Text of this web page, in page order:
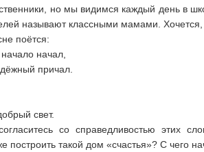
но мы видимся каждый день в
называют классными мамами.
поётся:
начал,
причал.
свет.
со справедливостью этих
построить такой дом «счастья»? С чего